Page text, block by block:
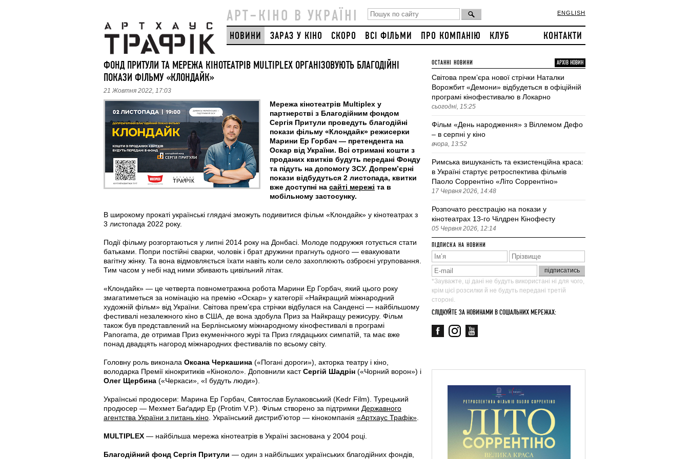
АРТ–КІНО В УКРАЇНІ ENGLISH
НОВИНИ ЗАРАЗ У КІНО СКОРО ВСІ ФІЛЬМИ ПРО КОМПАНІЮ КЛУБ КОНТАКТИ
ФОНД ПРИТУЛИ ТА МЕРЕЖА КІНОТЕАТРІВ MULTIPLEX ОРГАНІЗОВУЮТЬ БЛАГОДІЙНІ
ПОКАЗИ ФІЛЬМУ «КЛОНДАЙК»
21 Жовтня 2022, 17:03
Мережа кінотеатрів Multiplex у
партнерстві з Благодійним фондом
Сергія Притули проведуть благодійні
покази фільму «Клондайк» режисерки
Марини Ер Горбач — претендента на
Оскар від України. Всі отримані кошти з
проданих квитків будуть передані Фонду
та підуть на допомогу ЗСУ. Допрем’єрні
покази відбудуться 2 листопада, квитки
вже доступні на сайті мережі та в
мобільному застосунку.
В широкому прокаті українські глядачі зможуть подивитися фільм «Клондайк» у кінотеатрах з
3 листопада 2022 року.
Події фільму розгортаються у липні 2014 року на Донбасі. Молоде подружжя готується стати
батьками. Попри постійні сварки, чоловік і брат дружини прагнуть одного — евакуювати
вагітну жінку. Та вона відмовляється їхати навіть коли село захоплюють озброєні угруповання.
Тим часом у небі над ними збивають цивільний літак.
«Клондайк» — це четверта повнометражна робота Марини Ер Горбач, який цього року
змагатиметься за номінацію на премію «Оскар» у категорії «Найкращий міжнародний
художній фільм» від України. Світова прем’єра стрічки відбулася на Санденсі — найбільшому
фестивалі незалежного кіно в США, де вона здобула Приз за Найкращу режисуру. Фільм
також був представлений на Берлінському міжнародному кінофестивалі в програмі
Panorama, де отримав Приз екуменічного журі та Приз глядацьких симпатій, та має вже
понад двадцять нагород міжнародних фестивалів по всьому світу.
Головну роль виконала Оксана Черкашина («Погані дороги»), акторка театру і кіно,
володарка Премії кінокритиків «Кіноколо». Доповнили кастСергій Шадрін («Чорний ворон») і
Олег Щербина («Черкаси», «І будуть люди»).
Українські продюсери: Марина Ер Горбач, Святослав Булаковський (Kedr Film). Турецький
продюсер — Мехмет Баґадир Ер (Protim V.P.). Фільм створено за підтримки Державного
агентства України з питань кіно . Український дистриб’ютор — кінокомпанія «Артхаус Трафік»
MULTIPLEX — найбільша мережа кінотеатрів в Україні заснована у 2004 році.
Благодійний фонд Сергія Притули — один з найбільших українських благодійних фондів,
ОСТАННІ НОВИНИ АРХІВ НОВИН
Світова премʼєра нової стрічки Наталки
Ворожбит «Демони» відбудеться в офіційній
програмі кінофестивалю в Локарно
сьогодні, 15:25
Фільм «День народження» з Віллемом Дефо
– в серпні у кіно
вчора, 13:52
Римська вишуканість та екзистенційна краса:
в Україні стартує ретроспектива фільмів
Паоло Соррентіно «Літо Соррентіно»
17 Червня 2026, 14:48
Розпочато реєстрацію на покази у
кінотеатрах 13-го Чілдрен Кінофесту
05 Червня 2026, 12:14
ПІДПИСКА НА НОВИНИ
*Зауважте, ці дані не будуть використані ні для чого,
крім цієї розсилки й не будуть передані третій
стороні.
СЛІДКУЙТЕ ЗА НОВИНАМИ В СОЦІАЛЬНИХ МЕРЕЖАХ: